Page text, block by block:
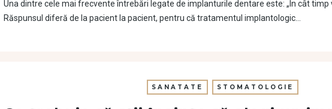
Una dintre cele mai frecvente întrebări legate de implanturile dentare este: „În cât timp
Răspunsul diferă de la pacient la pacient, pentru că tratamentul implantologic…
SANATATE STOMATOLOGIE